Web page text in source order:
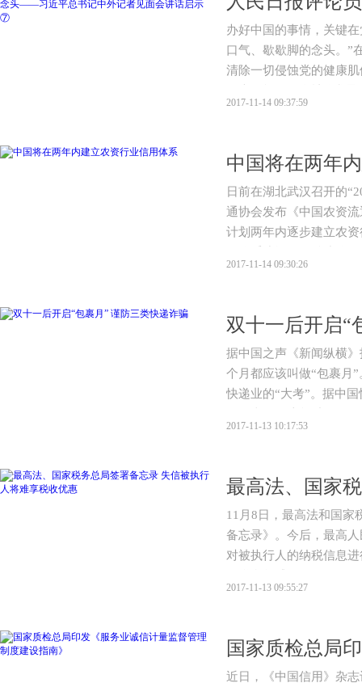
办好中国的事情，关键
口气、歇歇脚的念头。”
清除一切侵蚀党的健康
2017-11-14 09:37:59
中国将在两年
日前在湖北武汉召开的
通协会发布《中国农资
计划两年内逐步建立农
2017-11-14 09:30:26
双十一后开启“
据中国之声《新闻纵横
个月都应该叫做“包裹月
快递业的“大考”。据中
2017-11-13 10:17:53
11月8日，最高法和国家
备忘录》。今后，最高
对被执行人的纳税信息
2017-11-13 09:55:27
近日，《中国信用》杂